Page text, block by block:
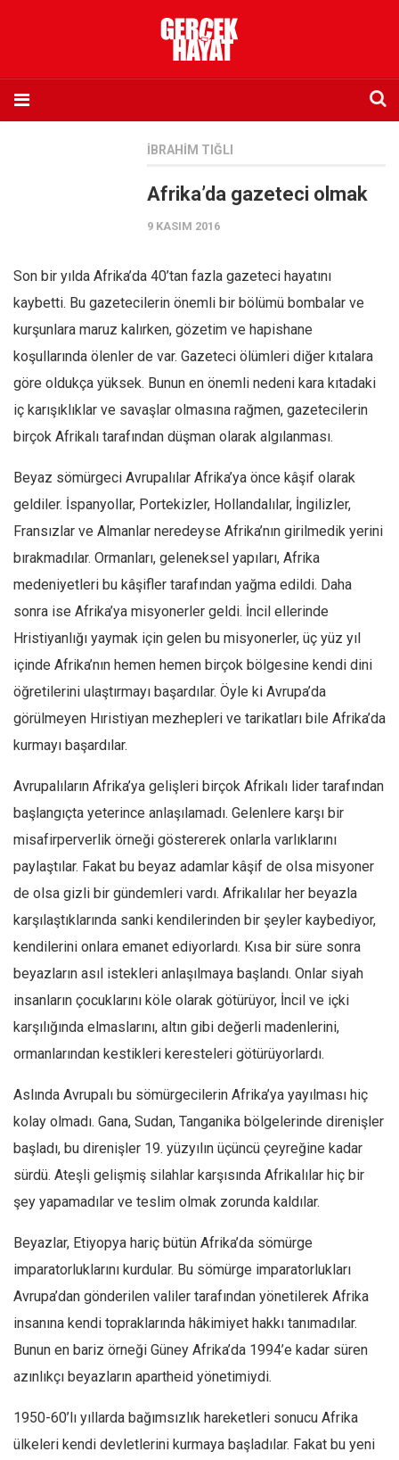
Eksik sayıların temini
Sosyal Medya
Twitter
Facebook
Instagram
Editörden
Yazarlar
Kemal Özer
Mahmut Toptaş
Yvonne Ridley
Barış Tarımcıoğlu
Yusuf Armağan
Hasanali Yıldırım
Selçuk Türkyılmaz
Abir E. Nahas
Amina S. Jenenkovic
Bağdagül Öz
Esra Elönü
» Yazar arşivi
Bu Sayı
Tüm Sayılar
Kültür Sanat
Karisi kitap sualleri
Spor
Manzara
Hayat
Siyaset
İBRAHIM TIĞLI
Afrika’da gazeteci olmak
9 KASIM 2016
Son bir yılda Afrika’da 40’tan fazla gazeteci hayatını
kaybetti. Bu gazetecilerin önemli bir bölümü bombalar ve
kurşunlara maruz kalırken, gözetim ve hapishane
koşullarında ölenler de var. Gazeteci ölümleri diğer kıtalara
göre oldukça yüksek. Bunun en önemli nedeni kara kıtadaki
iç karışıklıklar ve savaşlar olmasına rağmen, gazetecilerin
birçok Afrikalı tarafından düşman olarak algılanması.
Beyaz sömürgeci Avrupalılar Afrika’ya önce kâşif olarak
geldiler. İspanyollar, Portekizler, Hollandalılar, İngilizler,
Fransızlar ve Almanlar neredeyse Afrika’nın girilmedik yerini
bırakmadılar. Ormanları, geleneksel yapıları, Afrika
medeniyetleri bu kâşifler tarafından yağma edildi. Daha
sonra ise Afrika’ya misyonerler geldi. İncil ellerinde
Hristiyanlığı yaymak için gelen bu misyonerler, üç yüz yıl
içinde Afrika’nın hemen hemen birçok bölgesine kendi dini
öğretilerini ulaştırmayı başardılar. Öyle ki Avrupa’da
görülmeyen Hıristiyan mezhepleri ve tarikatları bile Afrika’da
kurmayı başardılar.
Avrupalıların Afrika’ya gelişleri birçok Afrikalı lider tarafından
başlangıçta yeterince anlaşılamadı. Gelenlere karşı bir
misafirperverlik örneği göstererek onlarla varlıklarını
paylaştılar. Fakat bu beyaz adamlar kâşif de olsa misyoner
de olsa gizli bir gündemleri vardı. Afrikalılar her beyazla
karşılaştıklarında sanki kendilerinden bir şeyler kaybediyor,
kendilerini onlara emanet ediyorlardı. Kısa bir süre sonra
beyazların asıl istekleri anlaşılmaya başlandı. Onlar siyah
insanların çocuklarını köle olarak götürüyor, İncil ve içki
karşılığında elmaslarını, altın gibi değerli madenlerini,
ormanlarından kestikleri keresteleri götürüyorlardı.
Aslında Avrupalı bu sömürgecilerin Afrika’ya yayılması hiç
kolay olmadı. Gana, Sudan, Tanganika bölgelerinde direnişler
başladı, bu direnişler 19. yüzyılın üçüncü çeyreğine kadar
sürdü. Ateşli gelişmiş silahlar karşısında Afrikalılar hiç bir
şey yapamadılar ve teslim olmak zorunda kaldılar.
Beyazlar, Etiyopya hariç bütün Afrika’da sömürge
imparatorluklarını kurdular. Bu sömürge imparatorlukları
Avrupa’dan gönderilen valiler tarafından yönetilerek Afrika
insanına kendi topraklarında hâkimiyet hakkı tanımadılar.
Bunun en bariz örneği Güney Afrika’da 1994’e kadar süren
azınlıkçı beyazların apartheid yönetimiydi.
1950-60’lı yıllarda bağımsızlık hareketleri sonucu Afrika
ülkeleri kendi devletlerini kurmaya başladılar. Fakat bu yeni